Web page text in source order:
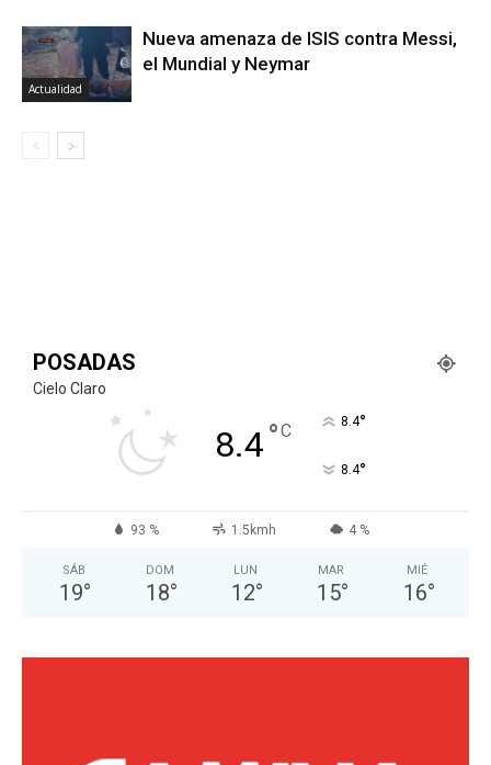
Actualidad
Nueva amenaza de ISIS contra Messi,
el Mundial y Neymar
POSADAS
Cielo Claro
8.4°C 8.4°
8.4°
93 % 1.5kmh 4 %
SÁB
19°
DOM
18°
LUN
12°
MAR
15°
MIÉ
16°